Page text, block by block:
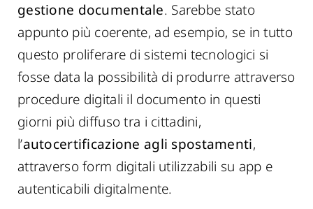
gestione documentale. Sarebbe stato
appunto più coerente, ad esempio, se in tutto
questo proliferare di sistemi tecnologici si
fosse data la possibilità di produrre attraverso
procedure digitali il documento in questi
giorni più diffuso tra i cittadini,
l’autocertificazione agli spostamenti,
attraverso form digitali utilizzabili su app e
autenticabili digitalmente.